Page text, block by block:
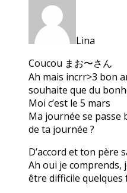
Lina
Coucou まお〜さん
Ah mais incrr>3 bon
souhaite que du
Moi c’est le 5 mars
Ma journée se passe
de ta journée ?
D’accord et ton père
Ah oui je comprends,
être difficile quelques